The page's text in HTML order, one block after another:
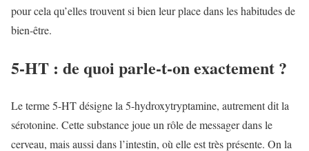
pour cela qu’elles trouvent si bien leur place dans les habitudes de
bien-être.
5-HT : de quoi parle-t-on exactement ?
Le terme 5-HT désigne la 5-hydroxytryptamine, autrement dit la
sérotonine. Cette substance joue un rôle de messager dans le
cerveau, mais aussi dans l’intestin, où elle est très présente. On la